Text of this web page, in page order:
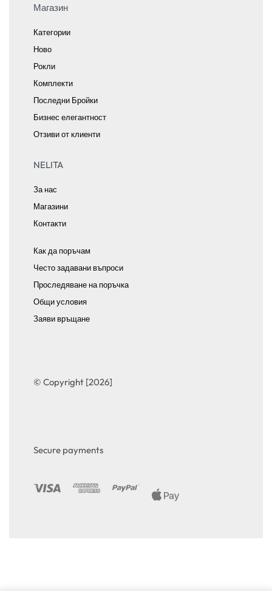
Магазин
Категории
Ново
Рокли
Комплекти
Последни Бройки
Бизнес елегантност
Отзиви от клиенти
NELITA
За нас
Магазини
Контакти
Как да поръчам
Често задавани въпроси
Проследяване на поръчка
Общи условия
Заяви връщане
© Copyright [2026]
Secure payments